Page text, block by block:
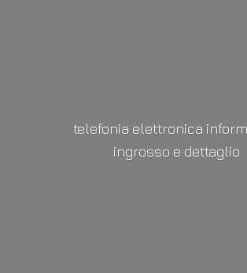
telefonia elettronica
ingrosso e dettaglio